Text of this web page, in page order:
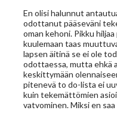
En olisi halunnut
odottanut pääseväni
oman kehoni. Pikku
kuulemaan taas
lapsen äitinä se ei ole
odottaessa, mutta ehkä
keskittymään
pitenevä to do-lista ei
kuin tekemättömien
vatvominen. Miksi en